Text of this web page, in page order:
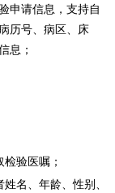
申请信息，支持自
历号、病区、床
息；
验医嘱；
名、年龄、性别、